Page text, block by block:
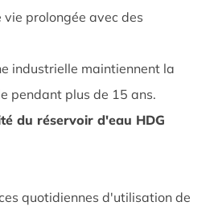
prolongée avec des
industrielle maintiennent la
pendant plus de 15 ans.
du réservoir d'eau HDG
quotidiennes d'utilisation de